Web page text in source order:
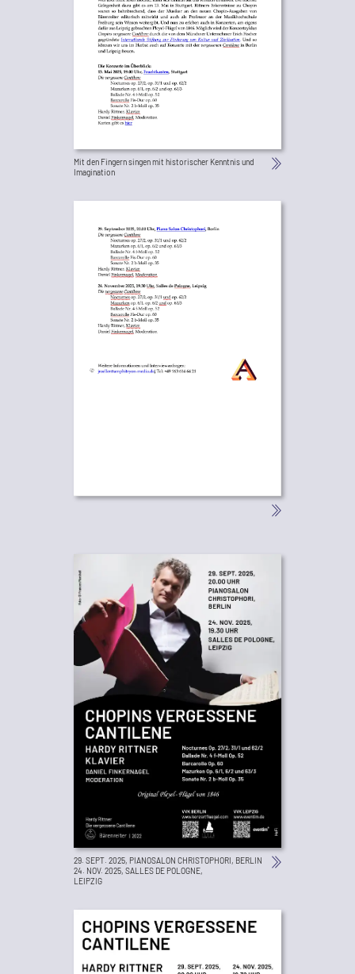
Mit den Fingern singen mit historischer Kenntnis und
Imagination
29. SEPT. 2025, PIANOSALON CHRISTOPHORI, BERLIN
24. NOV. 2025, SALLES DE POLOGNE,
LEIPZIG